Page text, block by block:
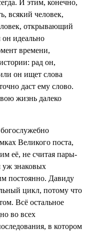
И этим, конечно,
всякий человек,
открывающий
он идеально
времени,
рад он,
он ищет слова
даст ему слово.
жизнь далеко
Великого поста,
её, не считая пары-
уж знаковых
постоянно. Давиду
цикл, потому что
Всё остальное
во всех
в котором